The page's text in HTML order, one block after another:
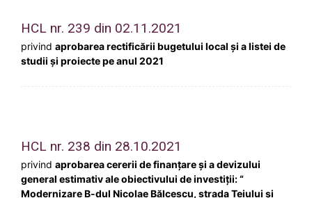
HCL nr. 239 din 02.11.2021
privind aprobarea rectificării bugetului local și a listei de
studii și proiecte pe anul 2021
HCL nr. 238 din 28.10.2021
privind aprobarea cererii de finanțare și a devizului
general estimativ ale obiectivului de investiţii: “
Modernizare B-dul Nicolae Bălcescu, strada Teiului și